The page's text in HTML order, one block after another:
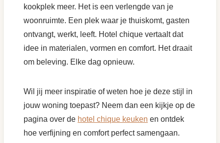
kookplek meer. Het is een verlengde van je
woonruimte. Een plek waar je thuiskomt, gasten
ontvangt, werkt, leeft. Hotel chique vertaalt dat
idee in materialen, vormen en comfort. Het draait
om beleving. Elke dag opnieuw.
Wil jij meer inspiratie of weten hoe je deze stijl in
jouw woning toepast? Neem dan een kijkje op de
pagina over de hotel chique keuken en ontdek
hoe verfijning en comfort perfect samengaan.